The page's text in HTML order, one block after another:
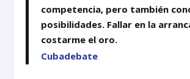
competencia, pero también
posibilidades. Fallar en la
costarme el oro.
Cubadebate